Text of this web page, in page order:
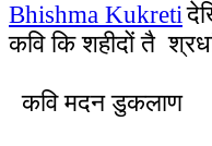
Bhishma Kukreti
कवि कि शहीदों तै
कवि मदन डुकलाण